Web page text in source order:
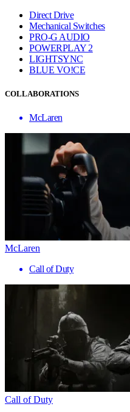
Direct Drive
Mechanical Switches
PRO-G AUDIO
POWERPLAY 2
LIGHTSYNC
BLUE VO!CE
COLLABORATIONS
McLaren
McLaren
Call of Duty
Call of Duty